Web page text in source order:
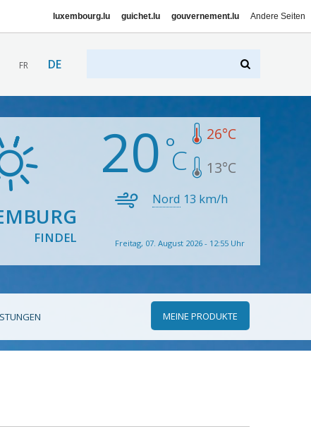
luxembourg.lu guichet.lu gouvernement.lu Andere Seiten
FR DE
FINDEL
20 26°C
13°C
Nord 13 km/h
Freitag, 07. August 2026 - 12:55 Uhr
MEINE PRODUKTE